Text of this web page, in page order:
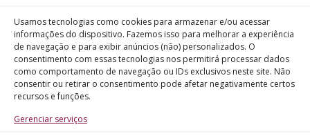
Usamos tecnologias como cookies para armazenar e/ou acessar
informações do dispositivo. Fazemos isso para melhorar a experiência
de navegação e para exibir anúncios (não) personalizados. O
consentimento com essas tecnologias nos permitirá processar dados
como comportamento de navegação ou IDs exclusivos neste site. Não
consentir ou retirar o consentimento pode afetar negativamente certos
recursos e funções.
Gerenciar serviços
Assunto
Mensagem